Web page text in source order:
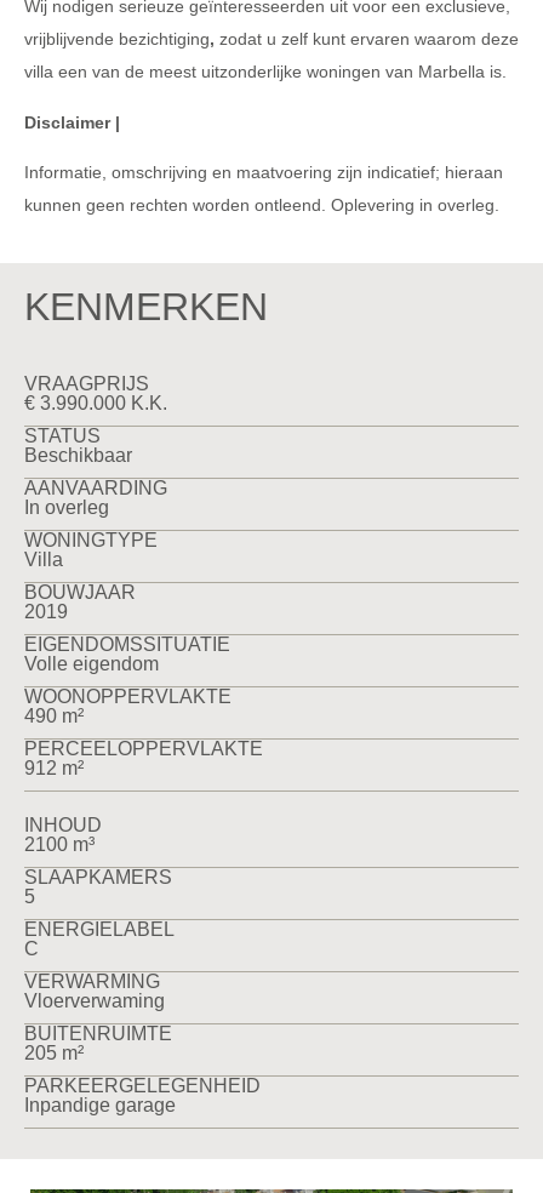
Wij nodigen serieuze geïnteresseerden uit voor een exclusieve,
vrijblijvende bezichtiging, zodat u zelf kunt ervaren waarom deze
villa een van de meest uitzonderlijke woningen van Marbella is.
Disclaimer |
Informatie, omschrijving en maatvoering zijn indicatief; hieraan
kunnen geen rechten worden ontleend. Oplevering in overleg.
KENMERKEN
VRAAGPRIJS
€ 3.990.000 K.K.
STATUS
Beschikbaar
AANVAARDING
In overleg
WONINGTYPE
Villa
BOUWJAAR
2019
EIGENDOMSSITUATIE
Volle eigendom
WOONOPPERVLAKTE
490 m²
PERCEELOPPERVLAKTE
912 m²
INHOUD
2100 m³
SLAAPKAMERS
5
ENERGIELABEL
C
VERWARMING
Vloerverwaming
BUITENRUIMTE
205 m²
PARKEERGELEGENHEID
Inpandige garage